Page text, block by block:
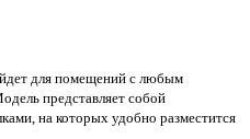
для помещений с любым
представляет собой
на которых удобно разместится